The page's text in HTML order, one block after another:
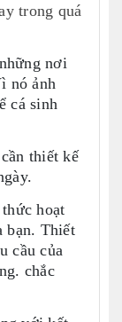
trong quá
nơi
nó ảnh
cá sinh
thiết kế
hoạt
bạn. Thiết
cầu của
chắc